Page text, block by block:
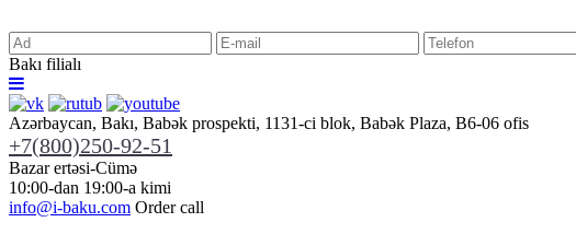
Bakı filialı
Azərbaycan, Bakı, Babək prospekti, 1131-ci blok, Babək Plaza, B6-06 ofis
+7(800)250-92-51
Bazar ertəsi-Cümə
10:00-dan 19:00-a kimi
info@i-baku.com Order call